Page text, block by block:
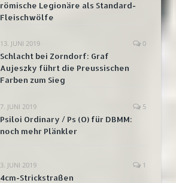
römische Legionäre als Standard-
Fleischwölfe
13. JUNI 2019 0
Schlacht bei Zorndorf: Graf
Aujeszky führt die Preussischen
Farben zum Sieg
7. JUNI 2019 5
Psiloi Ordinary / Ps (O) für DBMM:
noch mehr Plänkler
3. JUNI 2019 1
4cm-Strickstraßen